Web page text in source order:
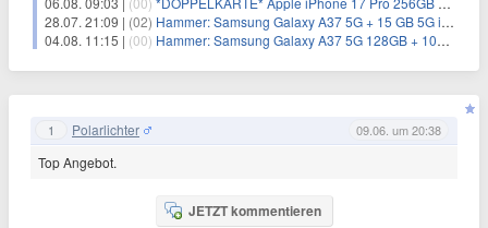
28.07. 21:09 | (02) Hammer: Samsung Galaxy A37 5G + 15 GB 5G im o2-Netz für 9,99€/Monat
04.08. 11:15 | (00) Hammer: Samsung Galaxy A37 5G 128GB + 10GB 5G + Alles-Flat im o2-Netz für 6,99€/Monat
1 Polarlichter 09.06. um 20:38
Top Angebot.
JETZT kommentieren